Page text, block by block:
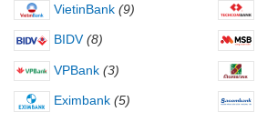
VietinBank (9)
BIDV (8)
VPBank (3)
Eximbank (5)